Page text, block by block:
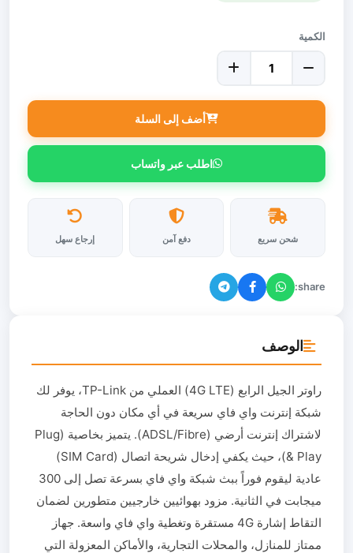
الكمية
أضف إلى السلة
اطلب عبر واتساب
شحن سريع دفع آمن إرجاع سهل
share:
الوصف
راوتر الجيل الرابع (4G LTE) العملي من TP-Link، يوفر لك
شبكة إنترنت واي فاي سريعة في أي مكان دون الحاجة
لاشتراك إنترنت أرضي (ADSL/Fibre). يتميز بخاصية (Plug
& Play)، حيث يكفي إدخال شريحة اتصال (SIM Card)
عادية ليقوم فوراً ببث شبكة واي فاي بسرعة تصل إلى 300
ميجابت في الثانية. مزود بهوائيين خارجيين متطورين لضمان
التقاط إشارة 4G مستقرة وتغطية واي فاي واسعة. جهاز
ممتاز للمنازل، والمحلات التجارية، والأماكن المعزولة التي